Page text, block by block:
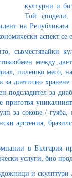
културни и
Той сподели,
на
аспект се
съвместявайки
между
пилешко месо,
за диетично
за
за сокове /
арстения,
в България
услуги, био
и скулптури